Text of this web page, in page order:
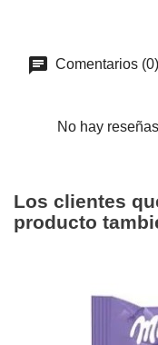
Comentarios (0)
No hay
Los clientes
producto